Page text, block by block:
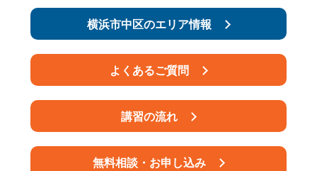
横浜市中区のエリア情報
よくあるご質問
講習の流れ
無料相談・お申し込み